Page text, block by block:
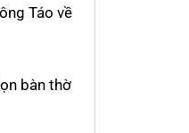
Táo về
bàn thờ